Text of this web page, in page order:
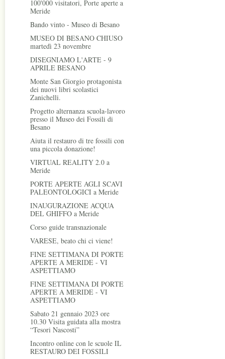
100'000 visitatori, Porte aperte a
Meride
Bando vinto - Museo di Besano
MUSEO DI BESANO CHIUSO
martedì 23 novembre
DISEGNIAMO L'ARTE - 9
APRILE BESANO
Monte San Giorgio protagonista
dei nuovi libri scolastici
Zanichelli.
Progetto alternanza scuola-lavoro
presso il Museo dei Fossili di
Besano
Aiuta il restauro di tre fossili con
una piccola donazione!
VIRTUAL REALITY 2.0 a
Meride
PORTE APERTE AGLI SCAVI
PALEONTOLOGICI a Meride
INAUGURAZIONE ACQUA
DEL GHIFFO a Meride
Corso guide transnazionale
VARESE, beato chi ci viene!
FINE SETTIMANA DI PORTE
APERTE A MERIDE - VI
ASPETTIAMO
FINE SETTIMANA DI PORTE
APERTE A MERIDE - VI
ASPETTIAMO
Sabato 21 gennaio 2023 ore
10.30 Visita guidata alla mostra
“Tesori Nascosti”
Incontro online con le scuole IL
RESTAURO DEI FOSSILI